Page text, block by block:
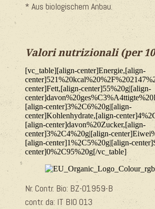
* Aus biologischem Anbau.
Valori nutrizionali (per
[vc_table][align-center]Energie,[align-
center]Fett,[align-center]55%20g|[align-
[align-center]3%2C6%20g|[align-
center]Kohlenhydrate,[align-
[align-center]davon%20Zucker,[align-
center]3%2C4%20g|[align-
[align-center]1%2C5%20g|[align-
center]0%2C95%20g[/vc_table]
Nr. Contr. Bio: BZ-01959-B
contr. da: IT BIO 013